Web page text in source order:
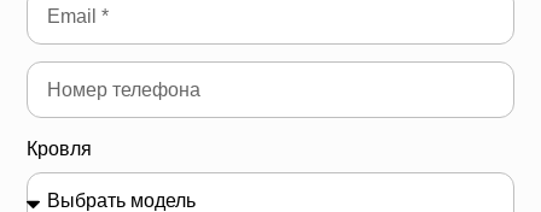
Кровля